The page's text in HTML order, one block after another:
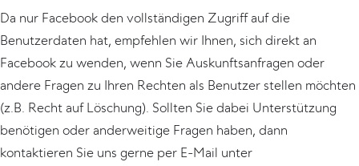
Da nur Facebook den vollständigen Zugriff auf die
Benutzerdaten hat, empfehlen wir Ihnen, sich direkt an
Facebook zu wenden, wenn Sie Auskunftsanfragen oder
andere Fragen zu Ihren Rechten als Benutzer stellen möchten
(z.B. Recht auf Löschung). Sollten Sie dabei Unterstützung
benötigen oder anderweitige Fragen haben, dann
kontaktieren Sie uns gerne per E-Mail unter